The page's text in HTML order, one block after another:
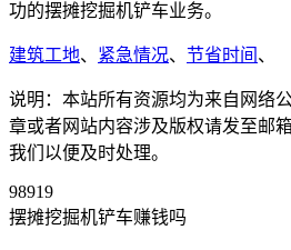
功的摆摊挖掘机铲车业务。
建筑工地、 紧急情况、 节省时间 、
说明：本站所有资源均为来自网络
章或者网站内容涉及版权请发至邮箱
我们以便及时处理。
98919
摆摊挖掘机铲车赚钱吗